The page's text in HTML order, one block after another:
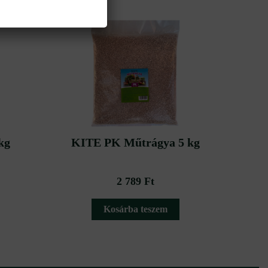
KITE PK Műtrágya 5 kg
2 789 Ft
Kosárba teszem